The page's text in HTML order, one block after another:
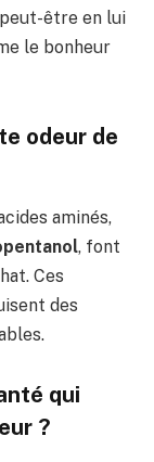
peut-être en lui
le bonheur
odeur de
aminés,
, font
Ces
des
qui
?